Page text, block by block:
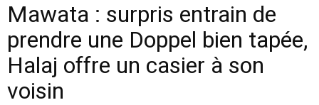
Mawata : surpris entrain de
prendre une Doppel bien tapée,
Halaj offre un casier à son
voisin